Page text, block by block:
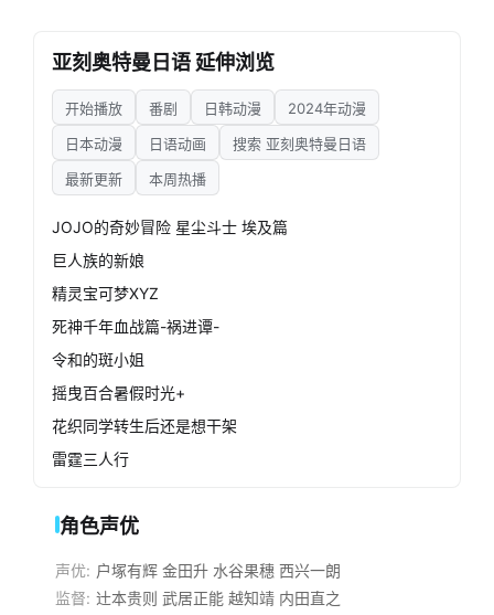
亚刻奥特曼日语 延伸浏览
开始播放 番剧 日韩动漫
2024年动漫
日本动漫
日语动画
搜索 亚刻奥特曼日语
最新更新
本周热播
JOJO的奇妙冒险 星尘斗士 埃及篇
巨人族的新娘
精灵宝可梦XYZ
死神千年血战篇-祸进谭-
令和的斑小姐
摇曳百合暑假时光+
花织同学转生后还是想干架
雷霆三人行
角色声优
声优: 户塚有辉 金田升 水谷果穗 西兴一朗
监督: 辻本贵则 武居正能 越知靖 内田直之